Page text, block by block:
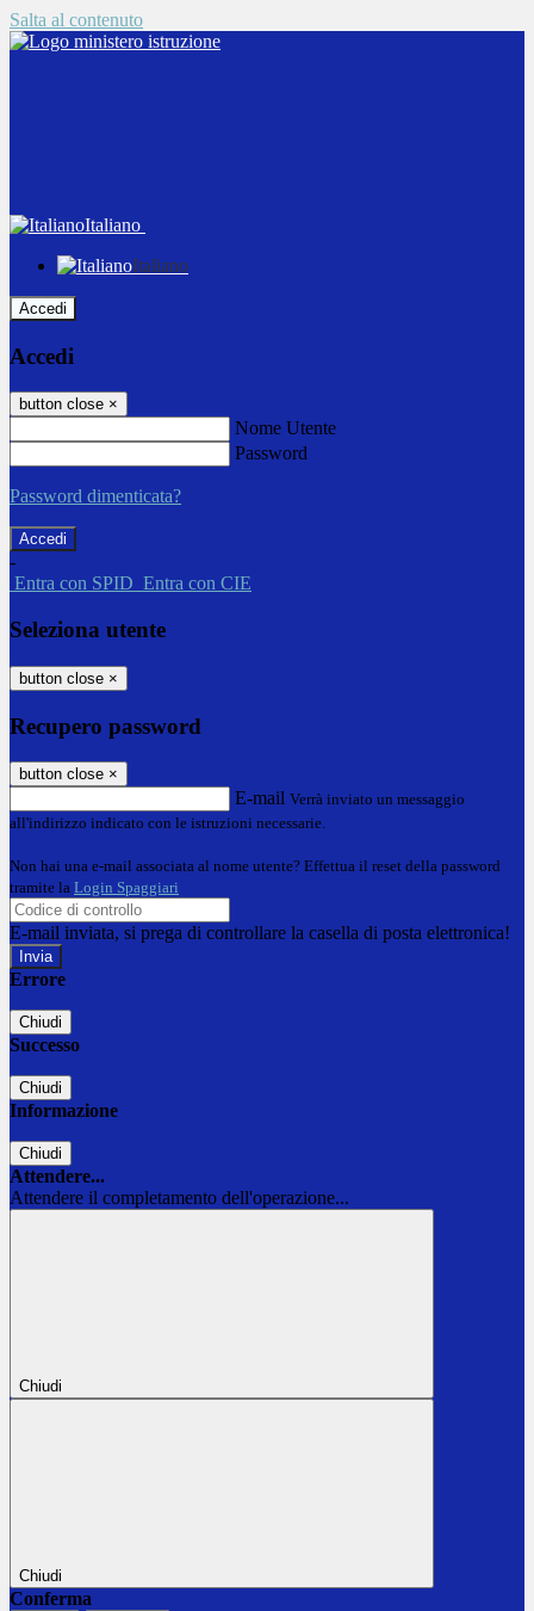
Salta al contenuto
Italiano
Italiano
Accedi
Accedi
button close ×
Nome Utente
Password
Password dimenticata?
-
Entra con SPID Entra con CIE
Seleziona utente
button close ×
Recupero password
button close ×
E-mail Verrà inviato un messaggio
all'indirizzo indicato con le istruzioni necessarie.
Non hai una e-mail associata al nome utente? Effettua il reset della password
tramite la Login Spaggiari
E-mail inviata, si prega di controllare la casella di posta elettronica!
Errore
Chiudi
Successo
Chiudi
Informazione
Chiudi
Attendere...
Attendere il completamento dell'operazione...
Chiudi
Chiudi
Conferma